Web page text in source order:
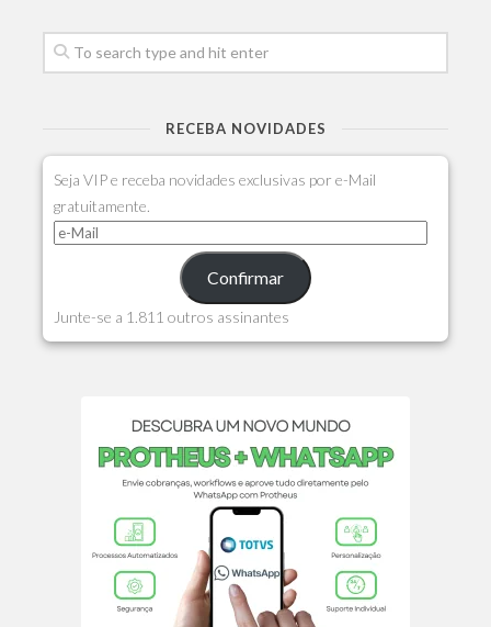
RECEBA NOVIDADES
Seja VIP e receba novidades exclusivas por e-Mail
gratuitamente.
Confirmar
Junte-se a 1.811 outros assinantes